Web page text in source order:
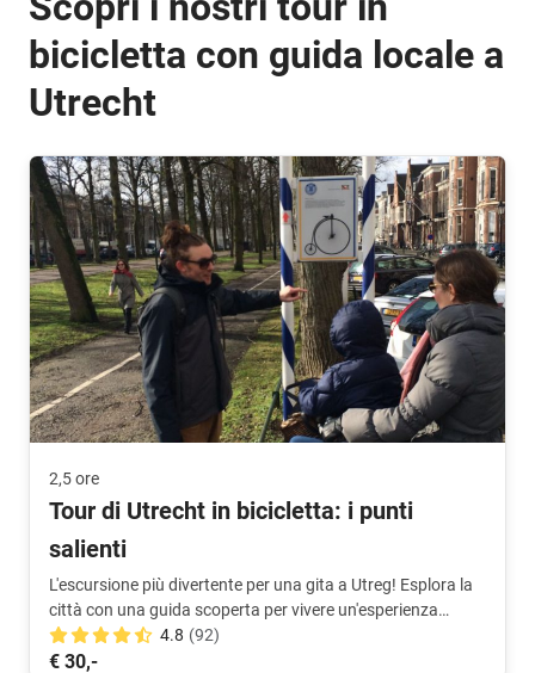
bicicletta con guida locale a
Utrecht
2,5 ore
Tour di Utrecht in bicicletta: i punti
salienti
L'escursione più divertente per una gita a Utreg! Esplora la
città con una guida scoperta per vivere un'esperienza
straordinaria. Il tour in bicicletta numero uno!
4.8 (92)
€ 30,-